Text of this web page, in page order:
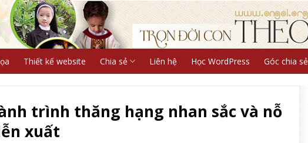
Thiết kế website Chia sẻ Liên hệ Học WordPress Góc chia sẻ
trình thăng hạng nhan sắc và nỗ
xuất